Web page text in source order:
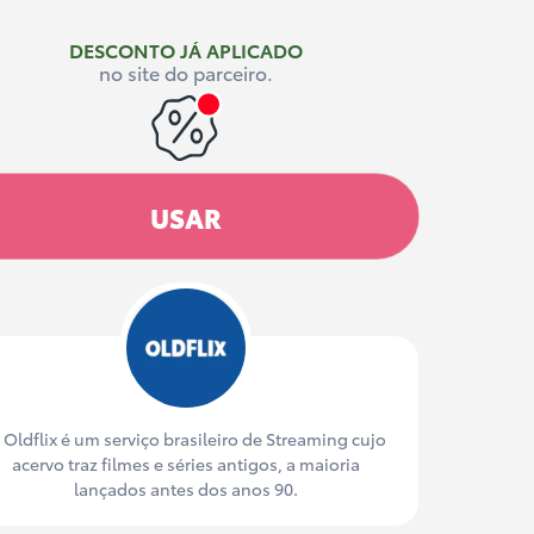
DESCONTO JÁ APLICADO
no site do parceiro.
USAR
Oldflix é um serviço brasileiro de Streaming cujo
acervo traz filmes e séries antigos, a maioria
lançados antes dos anos 90.